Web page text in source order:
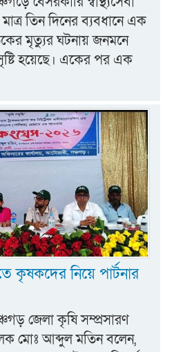
মাত্র তিন দিনের ব্যবধানে এক
মৃত্যুর ঘটনায় জনমনে
হয়েছে। একের পর এক
কৃষকদের নিয়ে পার্টনার
জেলা কৃষি সম্প্রসারণ
মোঃ আব্দুল মতিন বলেন,